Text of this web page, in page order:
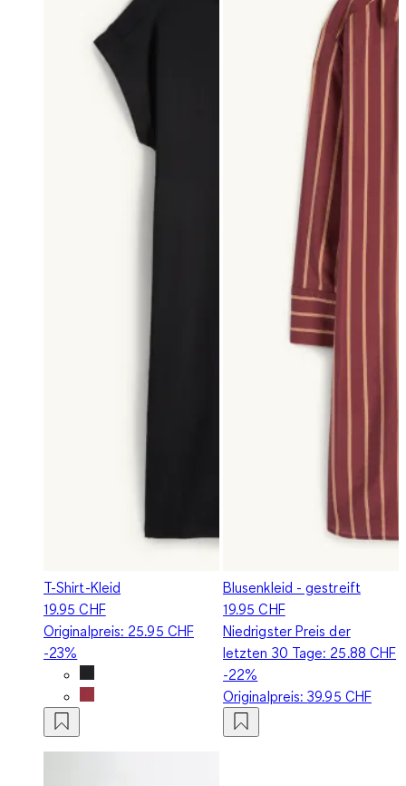
T-Shirt-Kleid
19.95 CHF
Originalpreis: 25.95 CHF
-23%
Blusenkleid - gestreift
19.95 CHF
Niedrigster Preis der
letzten 30 Tage: 25.88 CHF
-22%
Originalpreis:39.95 CHF